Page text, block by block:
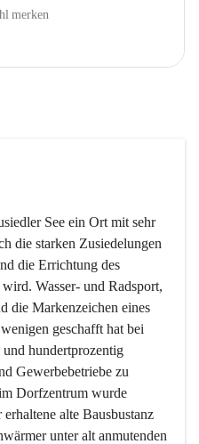
merken
See ein Ort mit sehr
die starken Zusiedelungen
die Errichtung des
Wasser- und Radsport,
die Markenzeichen eines
geschafft hat bei
hundertprozentig
Gewerbebetriebe zu
Dorfzentrum wurde
alte Bausbustanz
unter alt anmutenden